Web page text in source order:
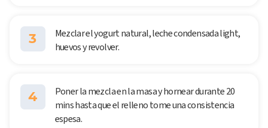
3
Mezclar el yogurt natural, leche condensada light,
huevos y revolver.
4
Poner la mezcla en la masa y hornear durante 20
mins hasta que el relleno tome una consistencia
espesa.